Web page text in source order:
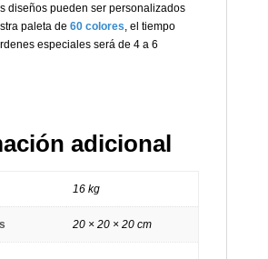
diseños pueden ser personalizados
paleta de 60 colores , el tiempo
especiales será de 4 a 6
adicional
16 kg
20 × 20 × 20 cm